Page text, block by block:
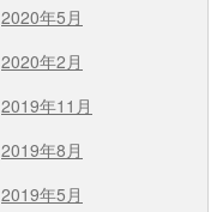
2020年5月
2020年2月
2019年11月
2019年8月
2019年5月